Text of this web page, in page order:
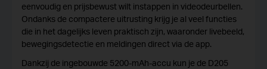
eenvoudig en prijsbewust wilt instappen in videodeurbellen.
Ondanks de compactere uitrusting krijg je al veel functies
die in het dagelijks leven praktisch zijn, waaronder livebeeld,
bewegingsdetectie en meldingen direct via de app.
Dankzij de ingebouwde 5200-mAh-accu kun je de D205